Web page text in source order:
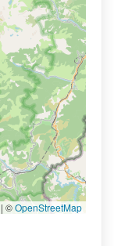
| ©OpenStreetMap